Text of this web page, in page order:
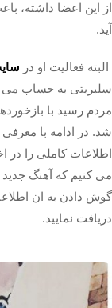
از این اعضا داشته،
آید.
البته فعالیت او در
سلبریتی به حساب می‌
مردم رسید با
شد. در ادامه با معرفی
اطلاعات کاملی را در
می کنیم که آهنگ جدید
گوش دادن به ان
دریافت نمایید.